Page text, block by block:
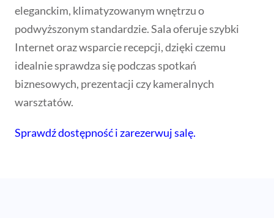
eleganckim, klimatyzowanym wnętrzu o
podwyższonym standardzie. Sala oferuje szybki
Internet oraz wsparcie recepcji, dzięki czemu
idealnie sprawdza się podczas spotkań
biznesowych, prezentacji czy kameralnych
warsztatów.
Sprawdź dostępność i zarezerwuj salę.